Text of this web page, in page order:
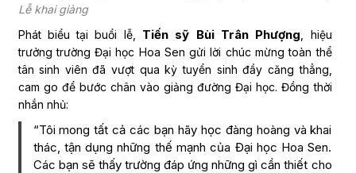
Lễ khai giảng
Phát biểu tại buổi lễ, Tiến sỹ Bùi Trân Phượng , hiệu
trưởng trường Đại học Hoa Sen gửi lời chúc mừng toàn thể
tân sinh viên đã vượt qua kỳ tuyển sinh đầy căng thẳng,
cam go để bước chân vào giảng đường Đại học. Đồng thời
nhắn nhủ:
“Tôi mong tất cả các bạn hãy học đàng hoàng và khai
thác, tận dụng những thế mạnh của Đại học Hoa Sen.
Các bạn sẽ thấy trường đáp ứng những gì cần thiết cho